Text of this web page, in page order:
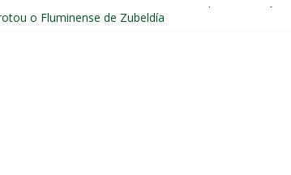
não debate saída de Zubeldía após eliminação
Zubeldía e o risco de jogar o ano do Flu no lixo
após eliminação para o Vasco